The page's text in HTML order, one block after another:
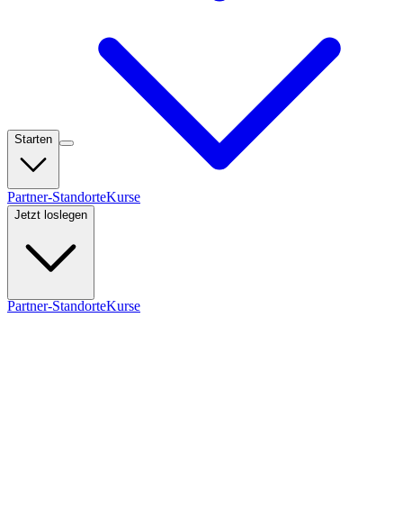
Starten
Partner-StandorteKurse
Jetzt loslegen
Partner-StandorteKurse